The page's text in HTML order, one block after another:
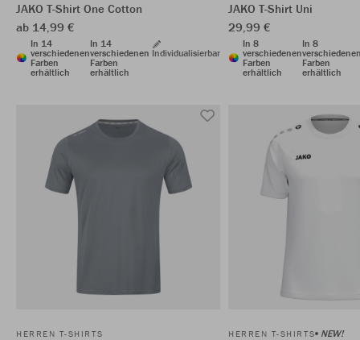
JAKO T-Shirt One Cotton
ab 14,99 €
In 14
verschiedenen
Farben
erhältlich
In 14
verschiedenen
Farben
erhältlich
Individualisierbar
JAKO T-Shirt Uni
29,99 €
In 8
verschiedenen
Farben
erhältlich
In 8
Farben
erhältlich
HERREN T-SHIRTS HERREN T-SHIRTS NEW!